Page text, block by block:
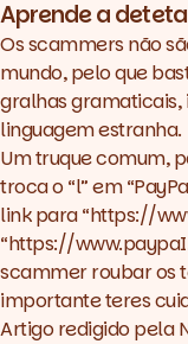
Aprende a
Os scammers não
mundo, pelo que
gralhas gramaticais,
linguagem estranha.
Um truque comum,
troca o “l” em
link para “https://
“https://
scammer roubar os
importante teres
Artigo redigido pela